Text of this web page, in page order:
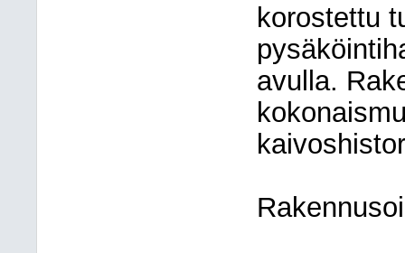
korostettu
avulla.